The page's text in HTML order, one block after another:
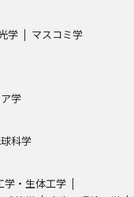
学 マスコミ学
学
科学
学・生体工学